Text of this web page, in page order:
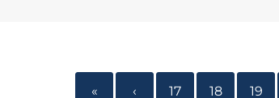
« ‹ 17 18 19